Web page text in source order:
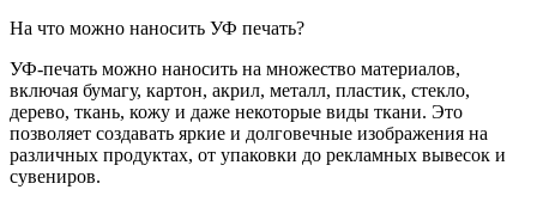
На что можно наносить УФ печать?
УФ-печать можно наносить на множество материалов,
включая бумагу, картон, акрил, металл, пластик, стекло,
дерево, ткань, кожу и даже некоторые виды ткани. Это
позволяет создавать яркие и долговечные изображения на
различных продуктах, от упаковки до рекламных вывесок и
сувениров.